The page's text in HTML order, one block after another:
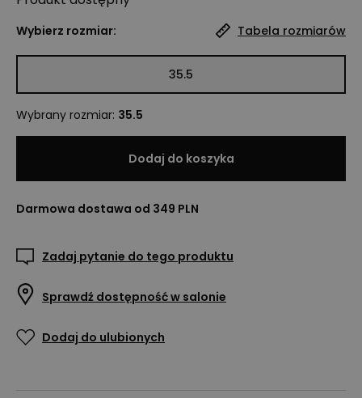
Wybierz rozmiar: Tabela rozmiarów
35.5
Wybrany rozmiar: 35.5
Dodaj do koszyka
Darmowa dostawa od 349 PLN
Zadaj pytanie do tego produktu
Sprawdź dostępność w salonie
Dodaj do ulubionych